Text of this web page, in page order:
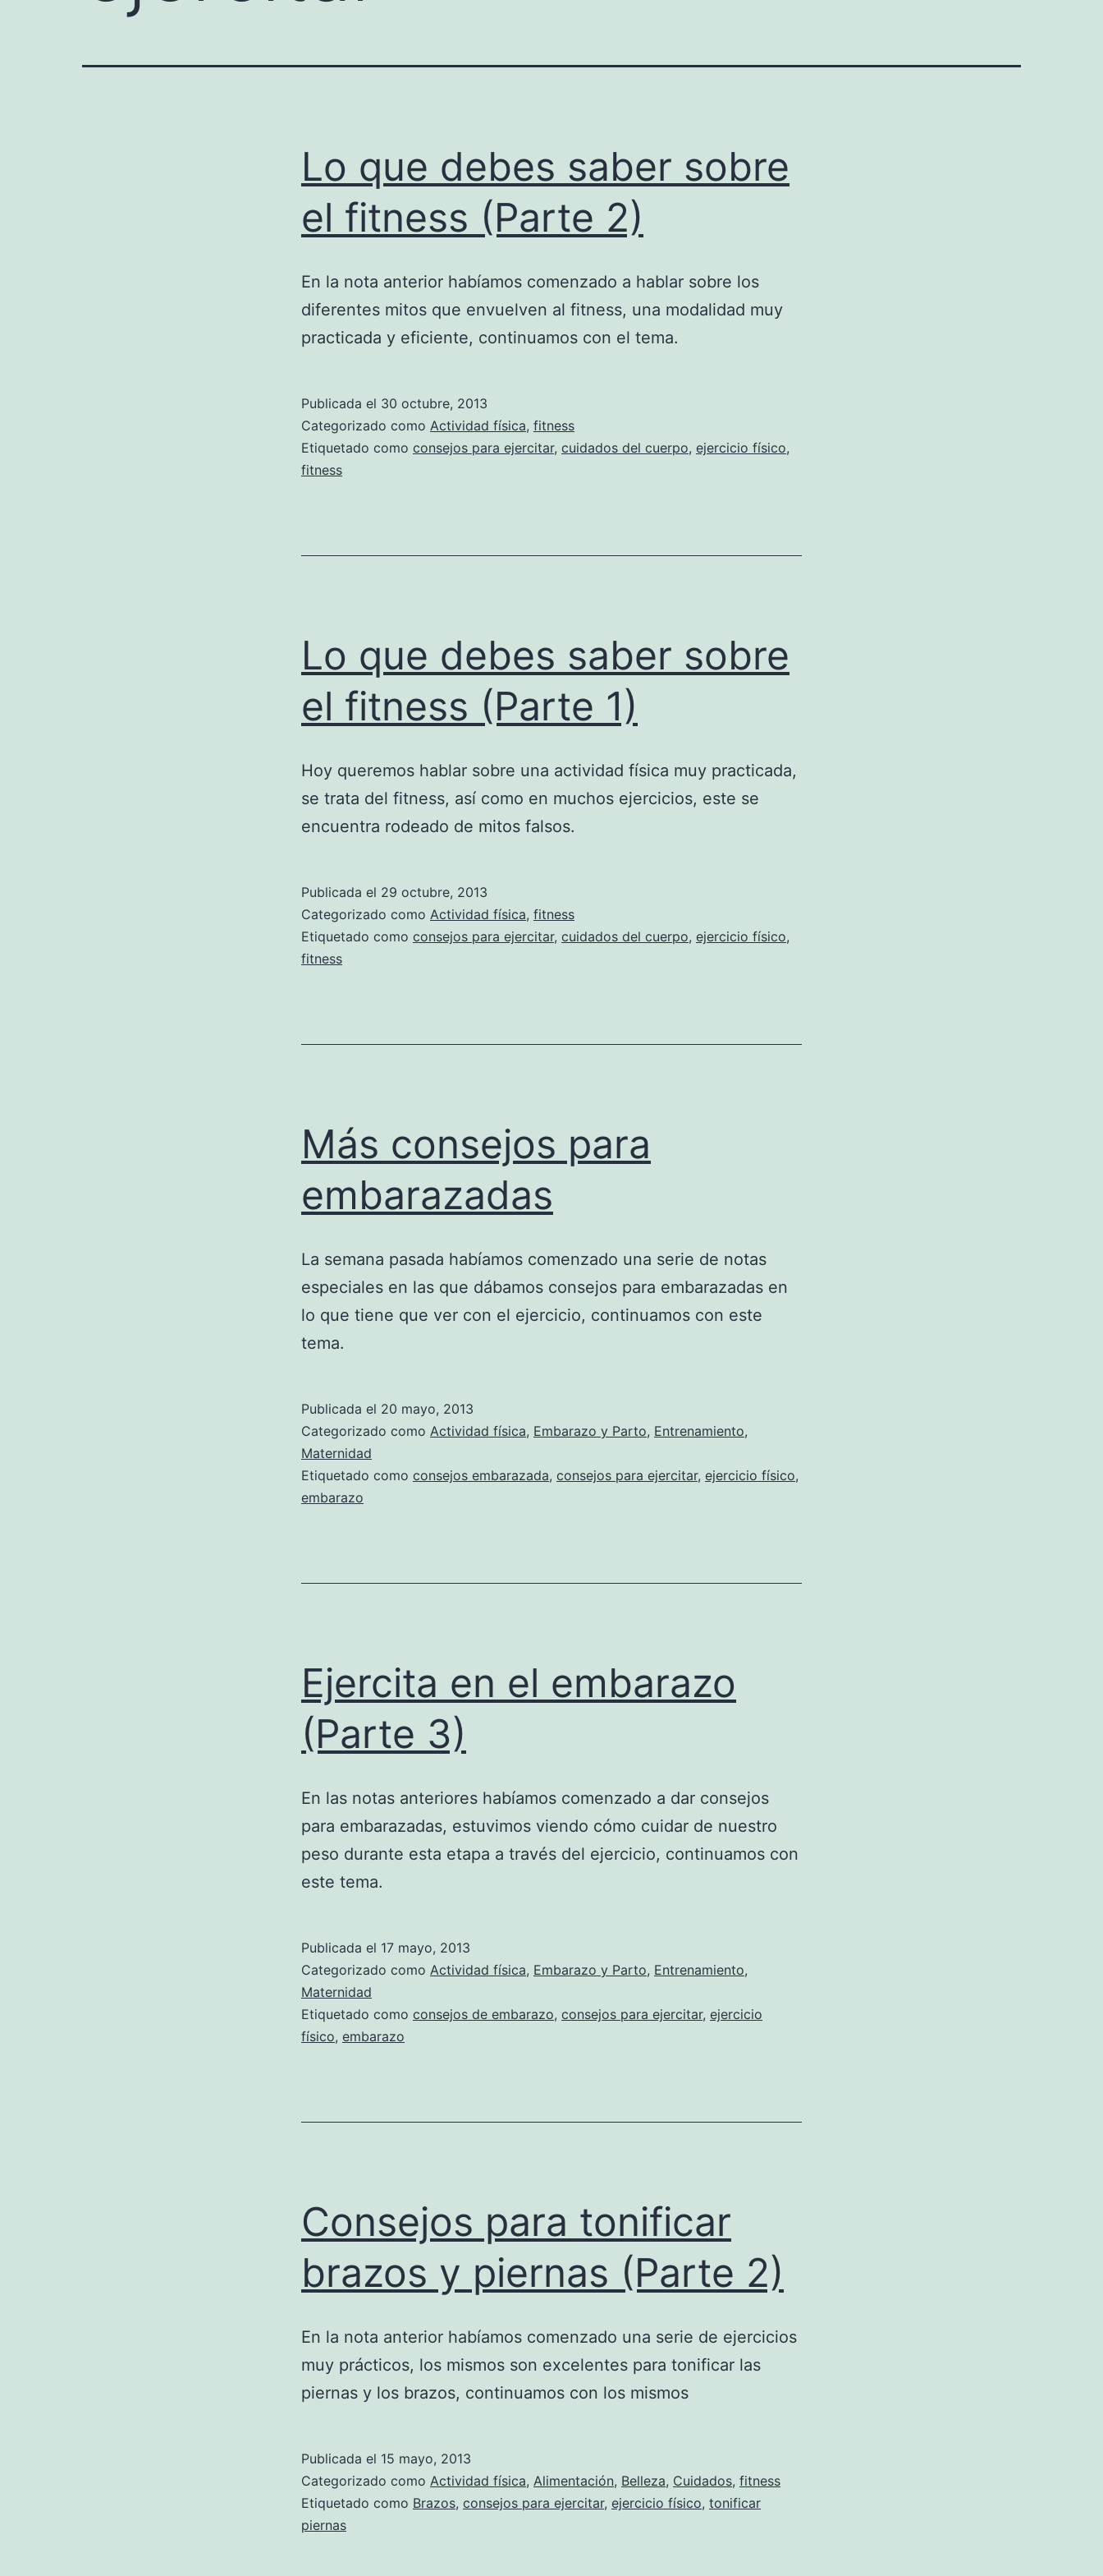
Lo que debes saber sobre
el fitness (Parte 2)
En la nota anterior habíamos comenzado a hablar sobre los
diferentes mitos que envuelven al fitness, una modalidad muy
practicada y eficiente, continuamos con el tema.
Publicada el 30 octubre, 2013
Categorizado como Actividad física, fitness
Etiquetado como consejos para ejercitar, cuidados del cuerpo, ejercicio físico,
fitness
Lo que debes saber sobre
el fitness (Parte 1)
Hoy queremos hablar sobre una actividad física muy practicada,
se trata del fitness, así como en muchos ejercicios, este se
encuentra rodeado de mitos falsos.
Publicada el 29 octubre, 2013
Categorizado como Actividad física, fitness
Etiquetado como consejos para ejercitar, cuidados del cuerpo, ejercicio físico,
fitness
Más consejos para
embarazadas
La semana pasada habíamos comenzado una serie de notas
especiales en las que dábamos consejos para embarazadas en
lo que tiene que ver con el ejercicio, continuamos con este
tema.
Publicada el 20 mayo, 2013
Categorizado como Actividad física, Embarazo y Parto, Entrenamiento,
Maternidad
Etiquetado como consejos embarazada, consejos para ejercitar, ejercicio físico,
embarazo
Ejercita en el embarazo
(Parte 3)
En las notas anteriores habíamos comenzado a dar consejos
para embarazadas, estuvimos viendo cómo cuidar de nuestro
peso durante esta etapa a través del ejercicio, continuamos con
este tema.
Publicada el 17 mayo, 2013
Categorizado como Actividad física, Embarazo y Parto, Entrenamiento,
Maternidad
Etiquetado como consejos de embarazo, consejos para ejercitar, ejercicio
físico, embarazo
Consejos para tonificar
brazos y piernas (Parte 2)
En la nota anterior habíamos comenzado una serie de ejercicios
muy prácticos, los mismos son excelentes para tonificar las
piernas y los brazos, continuamos con los mismos
Publicada el 15 mayo, 2013
Categorizado como Actividad física, Alimentación, Belleza, Cuidados, fitness
Etiquetado como Brazos, consejos para ejercitar, ejercicio físico, tonificar
piernas